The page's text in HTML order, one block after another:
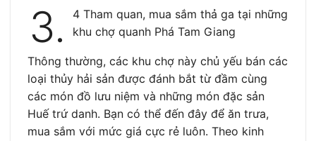
3.
4 Tham quan, mua sắm thả ga tại những
khu chợ quanh Phá Tam Giang
Thông thường, các khu chợ này chủ yếu bán các
loại thủy hải sản được đánh bắt từ đầm cùng
các món đồ lưu niệm và những món đặc sản
Huế trứ danh. Bạn có thể đến đây để ăn trưa,
mua sắm với mức giá cực rẻ luôn. Theo kinh